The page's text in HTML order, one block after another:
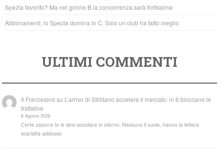
Spezia favorito? Ma nel girone B la concorrenza sarà fortissima
Abbonamenti, lo Spezia domina in C. Solo un club ha fatto meglio
ULTIMI COMMENTI
Il Francesino su L’arrivo di Stillitano accelera il mercato: in 6 bloccano le
trattative
8 Agosto 2026
Certe zavorre te le devi accollare in eterno. Nessuno li vuole, hanno la lettera
scarlatta addosso